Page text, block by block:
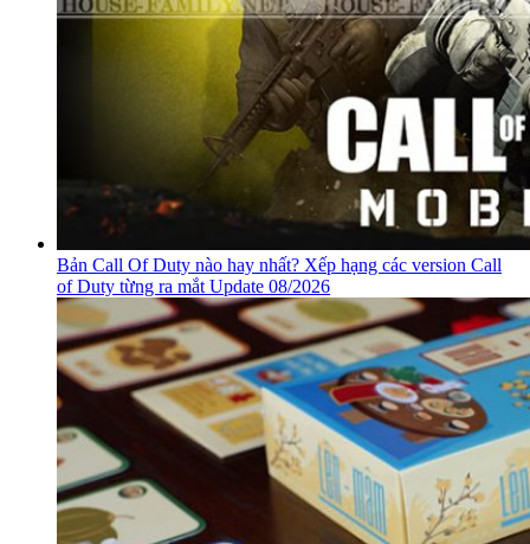
Bản Call Of Duty nào hay nhất? Xếp hạng các version Call
of Duty từng ra mắt Update 08/2026